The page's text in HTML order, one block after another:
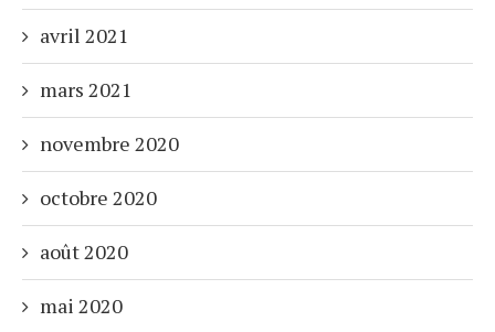
avril 2021
mars 2021
novembre 2020
octobre 2020
août 2020
mai 2020